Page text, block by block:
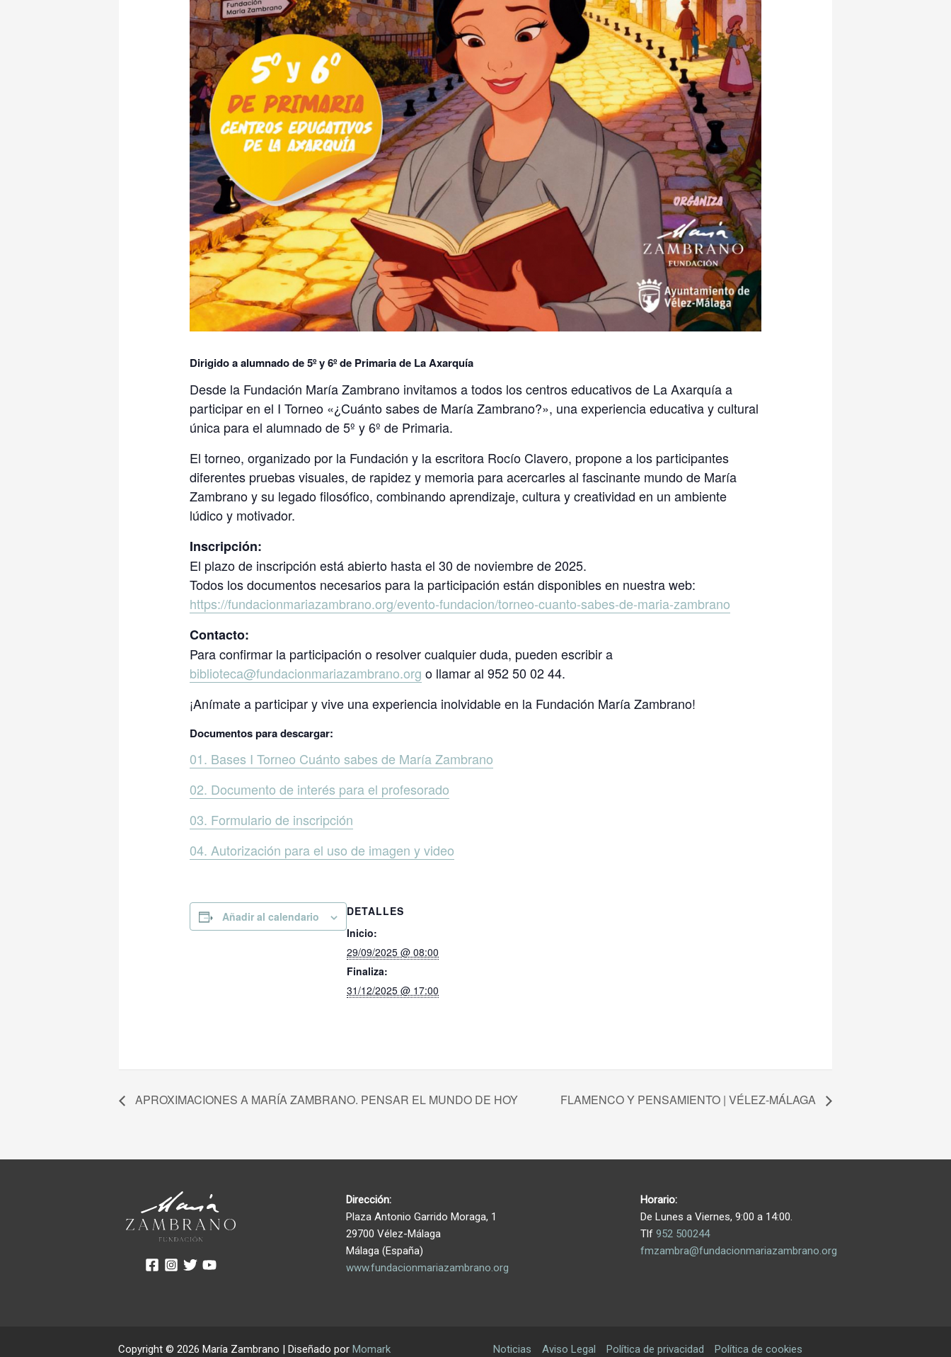
Dirigido a alumnado de 5º y 6º de Primaria de La Axarquía
Desde la Fundación María Zambrano invitamos a todos los centros educativos de La Axarquía a
participar en el I Torneo «¿Cuánto sabes de María Zambrano?», una experiencia educativa y cultural
única para el alumnado de 5º y 6º de Primaria.
El torneo, organizado por la Fundación y la escritora Rocío Clavero, propone a los participantes
diferentes pruebas visuales, de rapidez y memoria para acercarles al fascinante mundo de María
Zambrano y su legado filosófico, combinando aprendizaje, cultura y creatividad en un ambiente
lúdico y motivador.
Inscripción:
El plazo de inscripción está abierto hasta el 30 de noviembre de 2025.
Todos los documentos necesarios para la participación están disponibles en nuestra web:
https://fundacionmariazambrano.org/evento-fundacion/torneo-cuanto-sabes-de-maria-zambrano
Contacto:
Para confirmar la participación o resolver cualquier duda, pueden escribir a
biblioteca@fundacionmariazambrano.org o llamar al 952 50 02 44.
¡Anímate a participar y vive una experiencia inolvidable en la Fundación María Zambrano!
Documentos para descargar:
01. Bases I Torneo Cuánto sabes de María Zambrano
02. Documento de interés para el profesorado
03. Formulario de inscripción
04. Autorización para el uso de imagen y video
Añadir al calendario
DETALLES
Inicio:
29/09/2025 @ 08:00
Finaliza:
31/12/2025 @ 17:00
APROXIMACIONES A MARÍA ZAMBRANO. PENSAR EL MUNDO DE HOY FLAMENCO Y PENSAMIENTO | VÉLEZ-MÁLAGA
Dirección:
Plaza Antonio Garrido Moraga, 1
29700 Vélez-Málaga
Málaga (España)
www.fundacionmariazambrano.org
Horario:
De Lunes a Viernes, 9:00 a 14:00.
Tlf 952 500244
fmzambra@fundacionmariazambrano.org
Copyright © 2026 María Zambrano | Diseñado por Momark Noticias Aviso Legal Política de privacidad Política de cookies